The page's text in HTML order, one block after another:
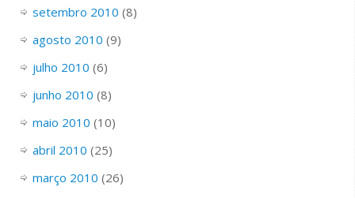
setembro 2010 (8)
agosto 2010 (9)
julho 2010 (6)
junho 2010 (8)
maio 2010 (10)
abril 2010 (25)
março 2010 (26)